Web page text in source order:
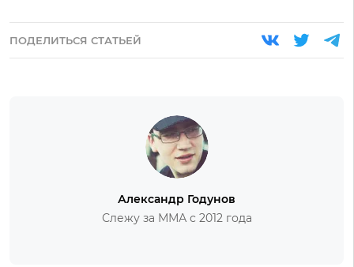
ПОДЕЛИТЬСЯ СТАТЬЕЙ
Александр Годунов
Слежу за ММА с 2012 года